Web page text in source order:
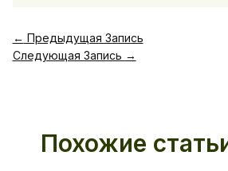
← Предыдущая Запись
Следующая Запись →
Похожие